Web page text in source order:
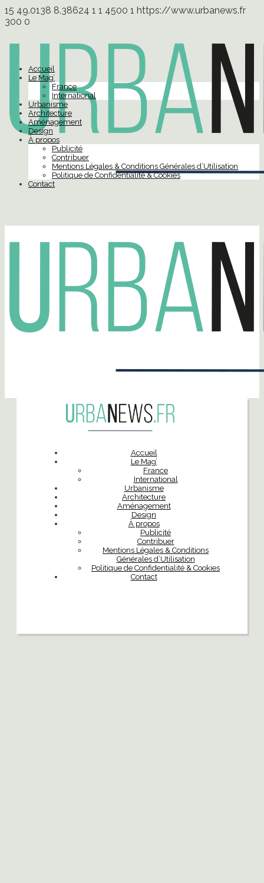
15 49.0138 8.38624 1 1 4500 1 https://www.urbanews.fr
300 0
Accueil
Le Mag’
France
International
Urbanisme
Architecture
Aménagement
Design
À propos
Publicité
Contribuer
Mentions Légales & Conditions Générales d’Utilisation
Politique de Confidentialité & Cookies
Contact
Accueil
Le Mag’
France
International
Urbanisme
Architecture
Aménagement
Design
À propos
Publicité
Contribuer
Mentions Légales & Conditions
Générales d’Utilisation
Politique de Confidentialité & Cookies
Contact